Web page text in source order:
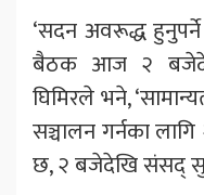
‘सदन अवरूद्ध हुनुपर्ने
बैठक आज २
घिमिरले भने,
सञ्चालन गर्नका
छ, २ बजेदेखि संसद्